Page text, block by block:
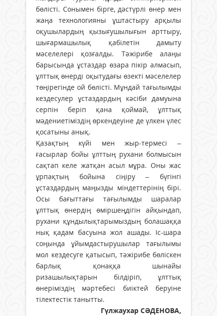
бөлісті. Сонымен бірге, дәстүрлі өнер мен
жаңа технологияны ұштастыру арқылы
оқушылардың қызығушылығын арттыру,
шығармашылық қабілетін дамыту
мәселелері қозғалды. Тәжірибе алаңы
барысында ұстаздар өзара пікір алмасып,
ұлттық өнерді оқытудағы өзекті мәселелер
төңірегінде ой бөлісті. Мұндай тағылымды
кездесулер ұстаздардың кәсіби дамуына
серпін беріп қана қоймай, ұлттық
мәдениетіміздің өркендеуіне де үлкен үлес
қосатыны анық.
Қазақтың күйі мен жыр-термесі –
ғасырлар бойы ұлттың рухани болмысын
сақтап келе жатқан асыл мұра. Оны жас
ұрпақтың бойына сіңіру – бүгінгі
ұстаздардың маңызды міндеттерінің бірі.
Осы бағыттағы тағылымды шаралар
ұлттық өнердің өміршеңдігін айқындап,
рухани құндылықтарымыздың болашаққа
нық қадам басуына жол ашады. Іс-шара
соңында ұйымдастырушылар тағылымы
мол кездесуге қатысып, тәжірибе бөліскен
барлық қонаққа шынайы
ризашылықтарын білдіріп, ұлттық
өнеріміздің мәртебесі биіктей беруіне
тілектестік танытты.
Гүлжаухар СӘДЕНОВА,